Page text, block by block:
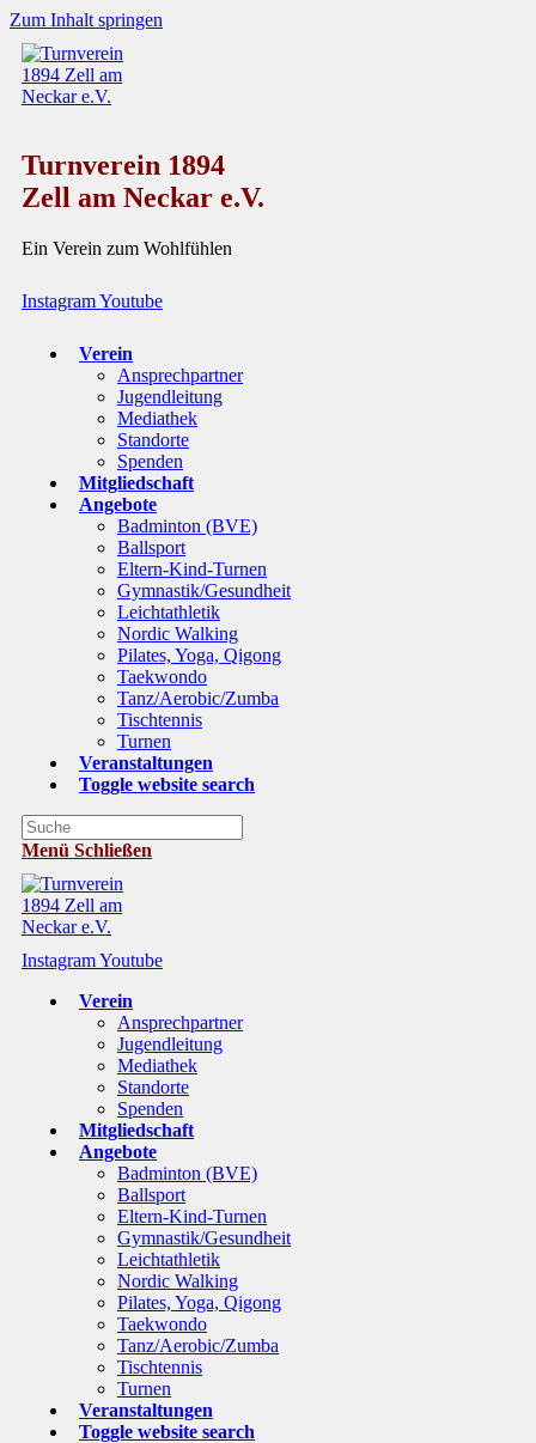
Zum Inhalt springen
Turnverein 1894
Zell am Neckar e.V.
Ein Verein zum Wohlfühlen
InstagramYoutube
Verein
Ansprechpartner
Jugendleitung
Mediathek
Standorte
Spenden
Mitgliedschaft
Angebote
Badminton (BVE)
Ballsport
Eltern-Kind-Turnen
Gymnastik/Gesundheit
Leichtathletik
Nordic Walking
Pilates, Yoga, Qigong
Taekwondo
Tanz/Aerobic/Zumba
Tischtennis
Turnen
Veranstaltungen
Toggle website search
Menü Schließen
InstagramYoutube
Verein
Ansprechpartner
Jugendleitung
Mediathek
Standorte
Spenden
Mitgliedschaft
Angebote
Badminton (BVE)
Ballsport
Eltern-Kind-Turnen
Gymnastik/Gesundheit
Leichtathletik
Nordic Walking
Pilates, Yoga, Qigong
Taekwondo
Tanz/Aerobic/Zumba
Tischtennis
Turnen
Veranstaltungen
Toggle website search